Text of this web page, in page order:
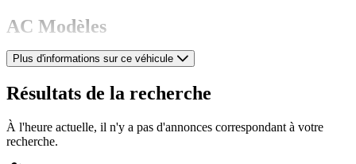
AC Modèles
AC 2 Litre
AC Ace
AC Aceca
Plus d'informations sur ce véhicule
Résultats de la recherche
À l'heure actuelle, il n'y a pas d'annonces correspondant à votre
recherche.